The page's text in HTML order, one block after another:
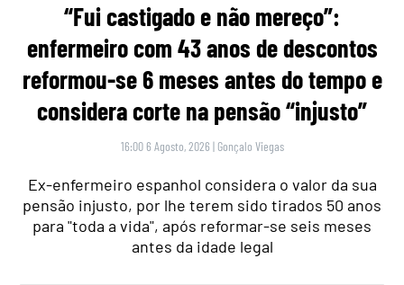
“Fui castigado e não mereço”:
enfermeiro com 43 anos de descontos
reformou-se 6 meses antes do tempo e
considera corte na pensão “injusto”
16:00 6 Agosto, 2026 | Gonçalo Viegas
Ex-enfermeiro espanhol considera o valor da sua
pensão injusto, por lhe terem sido tirados 50 anos
para "toda a vida", após reformar-se seis meses
antes da idade legal